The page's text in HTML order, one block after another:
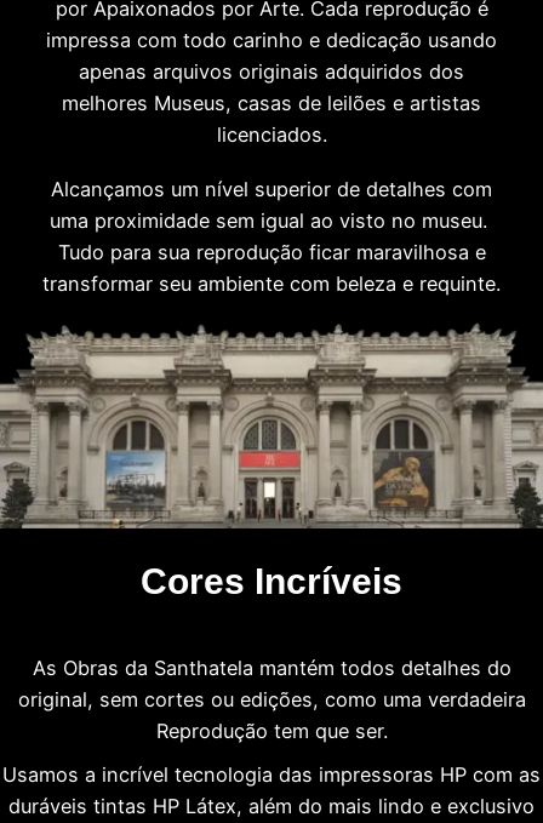
por Apaixonados por Arte. Cada reprodução é
impressa com todo carinho e dedicação usando
apenas arquivos originais adquiridos dos
melhores Museus, casas de leilões e artistas
licenciados.
Alcançamos um nível superior de detalhes com
uma proximidade sem igual ao visto no museu.
Tudo para sua reprodução ficar maravilhosa e
transformar seu ambiente com beleza e requinte.
Cores Incríveis
As Obras da Santhatela mantém todos detalhes do
original, sem cortes ou edições, como uma verdadeira
Reprodução tem que ser.
Usamos a incrível tecnologia das impressoras HP com as
duráveis tintas HP Látex, além do mais lindo e exclusivo